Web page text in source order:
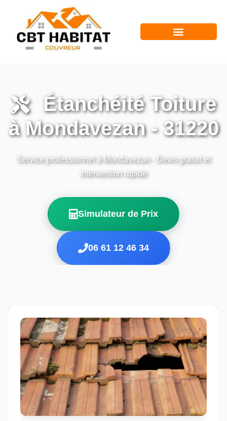
Étanchéité Toiture
à Mondavezan - 31220
Service professionnel à Mondavezan - Devis gratuit et
intervention rapide
Simulateur de Prix
06 61 12 46 34